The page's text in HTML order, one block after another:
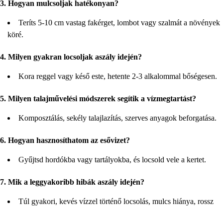
3. Hogyan mulcsoljak hatékonyan?
Teríts 5-10 cm vastag fakérget, lombot vagy szalmát a növények
köré.
4. Milyen gyakran locsoljak aszály idején?
Kora reggel vagy késő este, hetente 2-3 alkalommal bőségesen.
5. Milyen talajművelési módszerek segítik a vízmegtartást?
Komposztálás, sekély talajlazítás, szerves anyagok beforgatása.
6. Hogyan hasznosíthatom az esővizet?
Gyűjtsd hordókba vagy tartályokba, és locsold vele a kertet.
7. Mik a leggyakoribb hibák aszály idején?
Túl gyakori, kevés vízzel történő locsolás, mulcs hiánya, rossz